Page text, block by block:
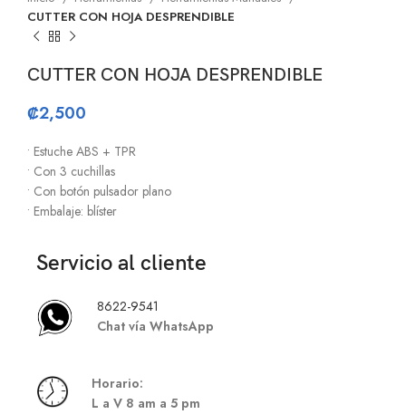
CUTTER CON HOJA DESPRENDIBLE
CUTTER CON HOJA DESPRENDIBLE
₡2,500
• Estuche ABS + TPR
• Con 3 cuchillas
• Con botón pulsador plano
• Embalaje: blíster
Servicio al cliente
8622-9541
Chat vía WhatsApp
Horario:
L a V 8 am a 5 pm